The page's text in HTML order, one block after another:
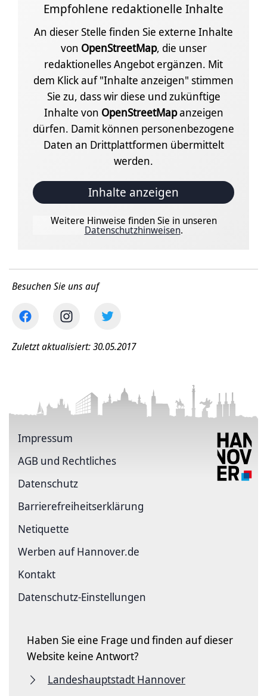
Empfohlene redaktionelle Inhalte
An dieser Stelle finden Sie externe Inhalte
von OpenStreetMap, die unser
redaktionelles Angebot ergänzen. Mit
dem Klick auf "Inhalte anzeigen" stimmen
Sie zu, dass wir diese und zukünftige
Inhalte von OpenStreetMapanzeigen
dürfen. Damit können personenbezogene
Daten an Drittplattformen übermittelt
werden.
Inhalte anzeigen
Weitere Hinweise finden Sie in unseren
Datenschutzhinweisen.
Besuchen Sie uns auf
Zuletzt aktualisiert: 30.05.2017
Impressum
AGB und Rechtliches
Datenschutz
Barriere­freiheits­erklärung
Netiquette
Werben auf Hannover.de
Kontakt
Datenschutz-Einstellungen
Haben Sie eine Frage und finden auf dieser
Website keine Antwort?
Landeshauptstadt Hannover